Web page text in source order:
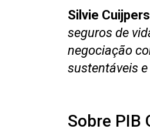
Silvie Cuijpers
seguros de
negociação
sustentáveis
Sobre PIB